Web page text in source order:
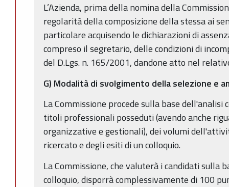
L’Azienda, prima della nomina della
regolarità della composizione della stessa ai
particolare acquisendo le dichiarazioni di
compreso il segretario, delle condizioni di
del D.Lgs. n. 165/2001, dandone atto nel
G) Modalità di svolgimento della selezione e
La Commissione procede sulla base dell'analisi
titoli professionali posseduti (avendo anche
organizzative e gestionali), dei volumi
ricercato e degli esiti di un colloquio.
La Commissione, che valuterà i candidati sulla
colloquio, disporrà complessivamente di 100